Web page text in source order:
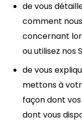
de vous
comment
concernant
ou utilisez nos
de vous
mettons à
façon dont
dont vous